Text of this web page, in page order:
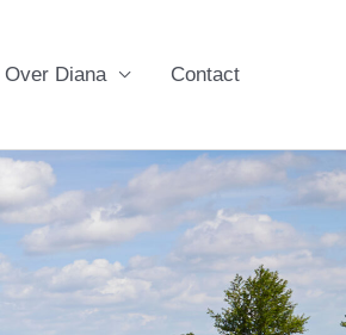
Over Diana Contact